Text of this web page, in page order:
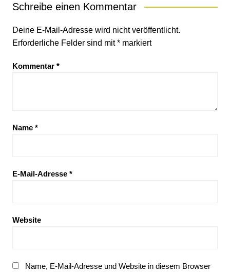
Schreibe einen Kommentar
Deine E-Mail-Adresse wird nicht veröffentlicht.
Erforderliche Felder sind mit*markiert
Kommentar *
Name *
E-Mail-Adresse *
Website
Name, E-Mail-Adresse und Website in diesem Browser